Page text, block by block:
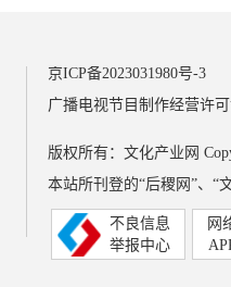
京ICP备2023031980号-3
广播电视节目制作经营许
版权所有：文化产业网
本站所刊登的“后稷网”、“
不良信息
举报中心
网